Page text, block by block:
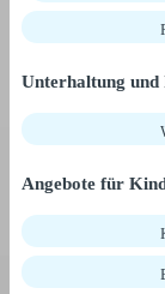
Unterhaltung
Angebote für